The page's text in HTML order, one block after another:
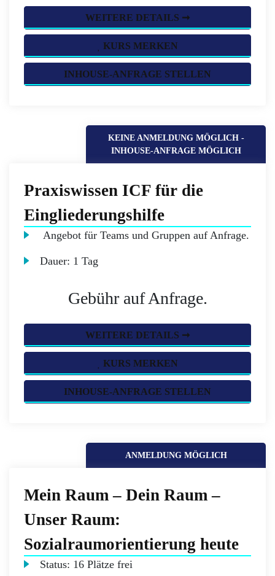
WEITERE DETAILS ➞
KURS MERKEN
INHOUSE-ANFRAGE STELLEN
KEINE ANMELDUNG MÖGLICH -
INHOUSE-ANFRAGE MÖGLICH
Praxiswissen ICF für die
Eingliederungshilfe
Angebot für Teams und Gruppen auf Anfrage.
Dauer: 1 Tag
Gebühr auf Anfrage.
WEITERE DETAILS ➞
KURS MERKEN
INHOUSE-ANFRAGE STELLEN
ANMELDUNG MÖGLICH
Mein Raum – Dein Raum –
Unser Raum:
Sozialraumorientierung heute
Status: 16 Plätze frei